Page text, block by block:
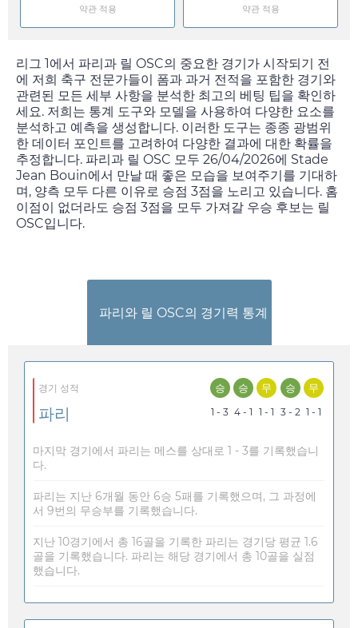
약관 적용 약관 적용
리그 1에서 파리과 릴 OSC의 중요한 경기가 시작되기 전
에 저희 축구 전문가들이 폼과 과거 전적을 포함한 경기와
관련된 모든 세부 사항을 분석한 최고의 베팅 팁을 확인하
세요. 저희는 통계 도구와 모델을 사용하여 다양한 요소를
분석하고 예측을 생성합니다. 이러한 도구는 종종 광범위
한 데이터 포인트를 고려하여 다양한 결과에 대한 확률을
추정합니다. 파리과 릴 OSC 모두 26/04/2026에 Stade
Jean Bouin에서 만날 때 좋은 모습을 보여주기를 기대하
며, 양측 모두 다른 이유로 승점 3점을 노리고 있습니다. 홈
이점이 없더라도 승점 3점을 모두 가져갈 우승 후보는 릴
OSC입니다.
파리와 릴 OSC의 경기력 통계
경기 성적
파리
승
1 - 3
승
4 - 1
무
1 - 1
승
3 - 2
무
1 - 1
마지막 경기에서 파리는 메스를 상대로 1 - 3를 기록했습니
다.
파리는 지난 6개월 동안 6승 5패를 기록했으며, 그 과정에
서 9번의 무승부를 기록했습니다.
지난 10경기에서 총 16골을 기록한 파리는 경기당 평균 1.6
골을 기록했습니다. 파리는 해당 경기에서 총 10골을 실점
했습니다.